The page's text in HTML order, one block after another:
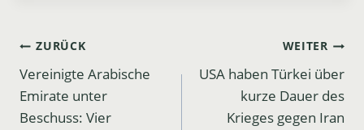
Beitrags-
Navigation
ZURÜCK
Vereinigte Arabische
Emirate unter
Beschuss: Vier
WEITER
USA haben Türkei über
kurze Dauer des
Krieges gegen Iran